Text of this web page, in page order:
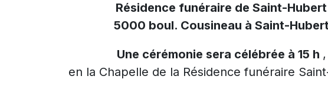
Résidence funéraire de Saint-Hubert
5000 boul. Cousineau à Saint-
Une cérémonie sera célébrée à 15 h ,
en la Chapelle de la Résidence funéraire